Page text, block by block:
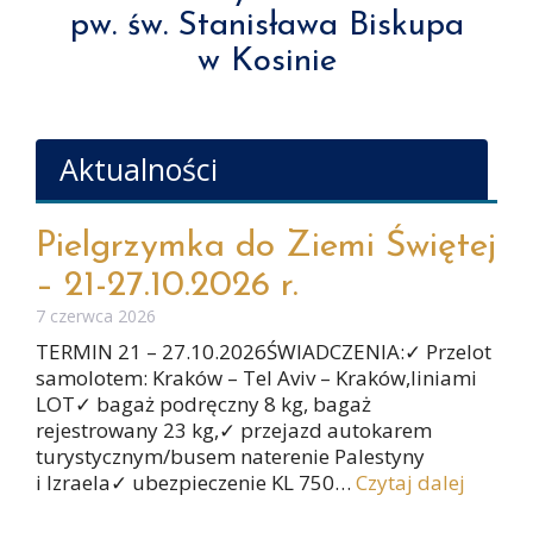
pw. św. Stanisława Biskupa
w Kosinie
Aktualności
Pielgrzymka do Ziemi Świętej
– 21-27.10.2026 r.
7 czerwca 2026
TERMIN 21 – 27.10.2026ŚWIADCZENIA:✓ Przelot
samolotem: Kraków – Tel Aviv – Kraków,liniami
LOT✓ bagaż podręczny 8 kg, bagaż
rejestrowany 23 kg,✓ przejazd autokarem
turystycznym/busem naterenie Palestyny
i Izraela✓ ubezpieczenie KL 750… Czytaj dalej